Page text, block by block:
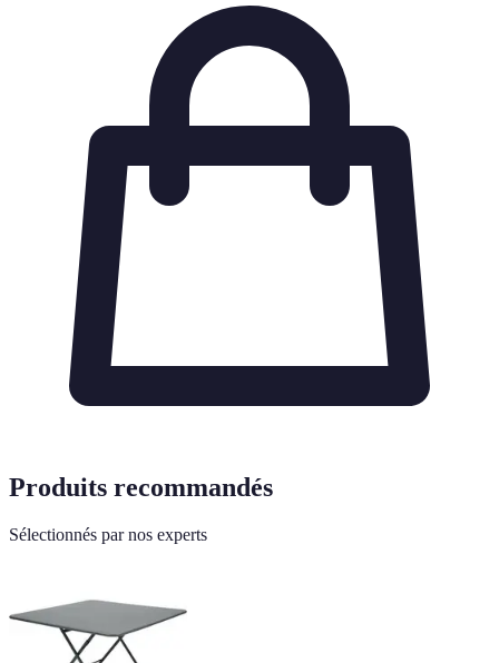
Produits recommandés
Sélectionnés par nos experts